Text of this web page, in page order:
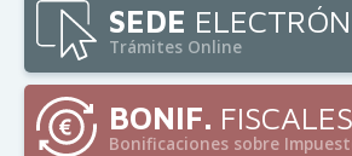
SEDE
Trámites Online
BONIF. FISCALES
Bonificaciones sobre